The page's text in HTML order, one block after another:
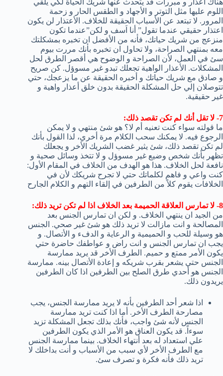
هناك أعذار و مبررات قد يتحدث عنها شريك الحياة لكي يلقي
اللوم عليها مثل التوتر و الأجهاد و الطقس الحار و زحمة
المرور. لا تبتعد عن الأسباب الحقيقة للخلاف. الأعتذار لن يكون
اعتذار حقيقي عندما تقول” أنا اَسف و لكن”عندما تكون
منزعج من شريك حياتك، فأنه من الأفضل ان تخبره بمشكلتك
معه بمنتهي الصراحة، ولا تحاول ان تخبره بأنك مررت بيوم
سئ في العمل، لأن الصراحة و الوضوح هي أقصر الطرق لحل
المشكلات. الأعذار الواهية تجعلك تبدو غير مسوؤل. كن صريح
و صادق مع شريك حياتك و أخبره الحقيقة عن ما يزعجك، حتي
تتوصلان إلي حل المشكلة الحقيقة بدون خلق أعذار واهية و
غير حقيقية.
7- لا تقل أنك لم تكن تقصد ذلك:
ما قولته سواء كنت تعنيه أم لا؟ هو شئ منتهي و لا يمكن
الرجوع فيه. لا يمكنك سحب الكلام مرة أخري، لذا القول بأنك
لم تكن تقصد ذلك، شئ يثير غضب الشريك الأخر و يجعلك
تظهر بأنك شخص وضيع غير مسوؤل و لا تتخذ وسائل صحية و
نافعة لحل الخلاف. هذا هو الهدف من الخلاف في المقام الأول:
كنت واعي و فاهم لكلماتك حتي لا تجرح شريكك لأن في
الخلافات يقوم كلاً من الطرفين في إلقاء التهم و الكلام الجارح
8- لا تمارس العلاقة الحميمة بعد الخلاف اذا لم تكن تريد ذلك:
من الجيد ان ينتهي الخلاف. و لكن ان تمارس الجنس بعد
المصالحة و انت مازالت لا تريد ذلك هو شئ غير صحي. الجنس
هو وسيلة للحب و الحميمية و الرعاية و الدفء و الأتصال. و
يجب ان تمارس الجنس و انت راض و عواطفك حاضرة حتي
يكون الأمر ممتع و حميم. الطرف الأخر قد يريد ممارسة
الجنس حتي يشعر بقرب شريكه و إعادة الأتصال بينه. ممارسة
الجنس هو أحدي طرق الصلح بين الطرفين اذا كان الطرفين
يريدون ذلك.
اذا شعر أحد الطرفين بأنه لا يريد ممارسة الجنس، يجب
مصارحة الطرف الأخر. أما اذا كنت تريد ممارسة
الجنس لأنه شئ واجب، فأنك بذلك تجعل المشكلة تزيد
سوءاً. قد يكون العناق هو الأمر الذي يكون الطرفين
علي استعداد له بعد أنتهاء الخلاف. بينما ممارسة الجنس
مع الطرف الأخر لأي سبب من الأسباب و أنت بداخلك لا
تريد ذلك فأنه فكرة و تصرف سئ.